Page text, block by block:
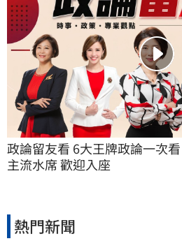
政論留友看 6大王牌政論一次
主流水席 歡迎入座
熱門新聞